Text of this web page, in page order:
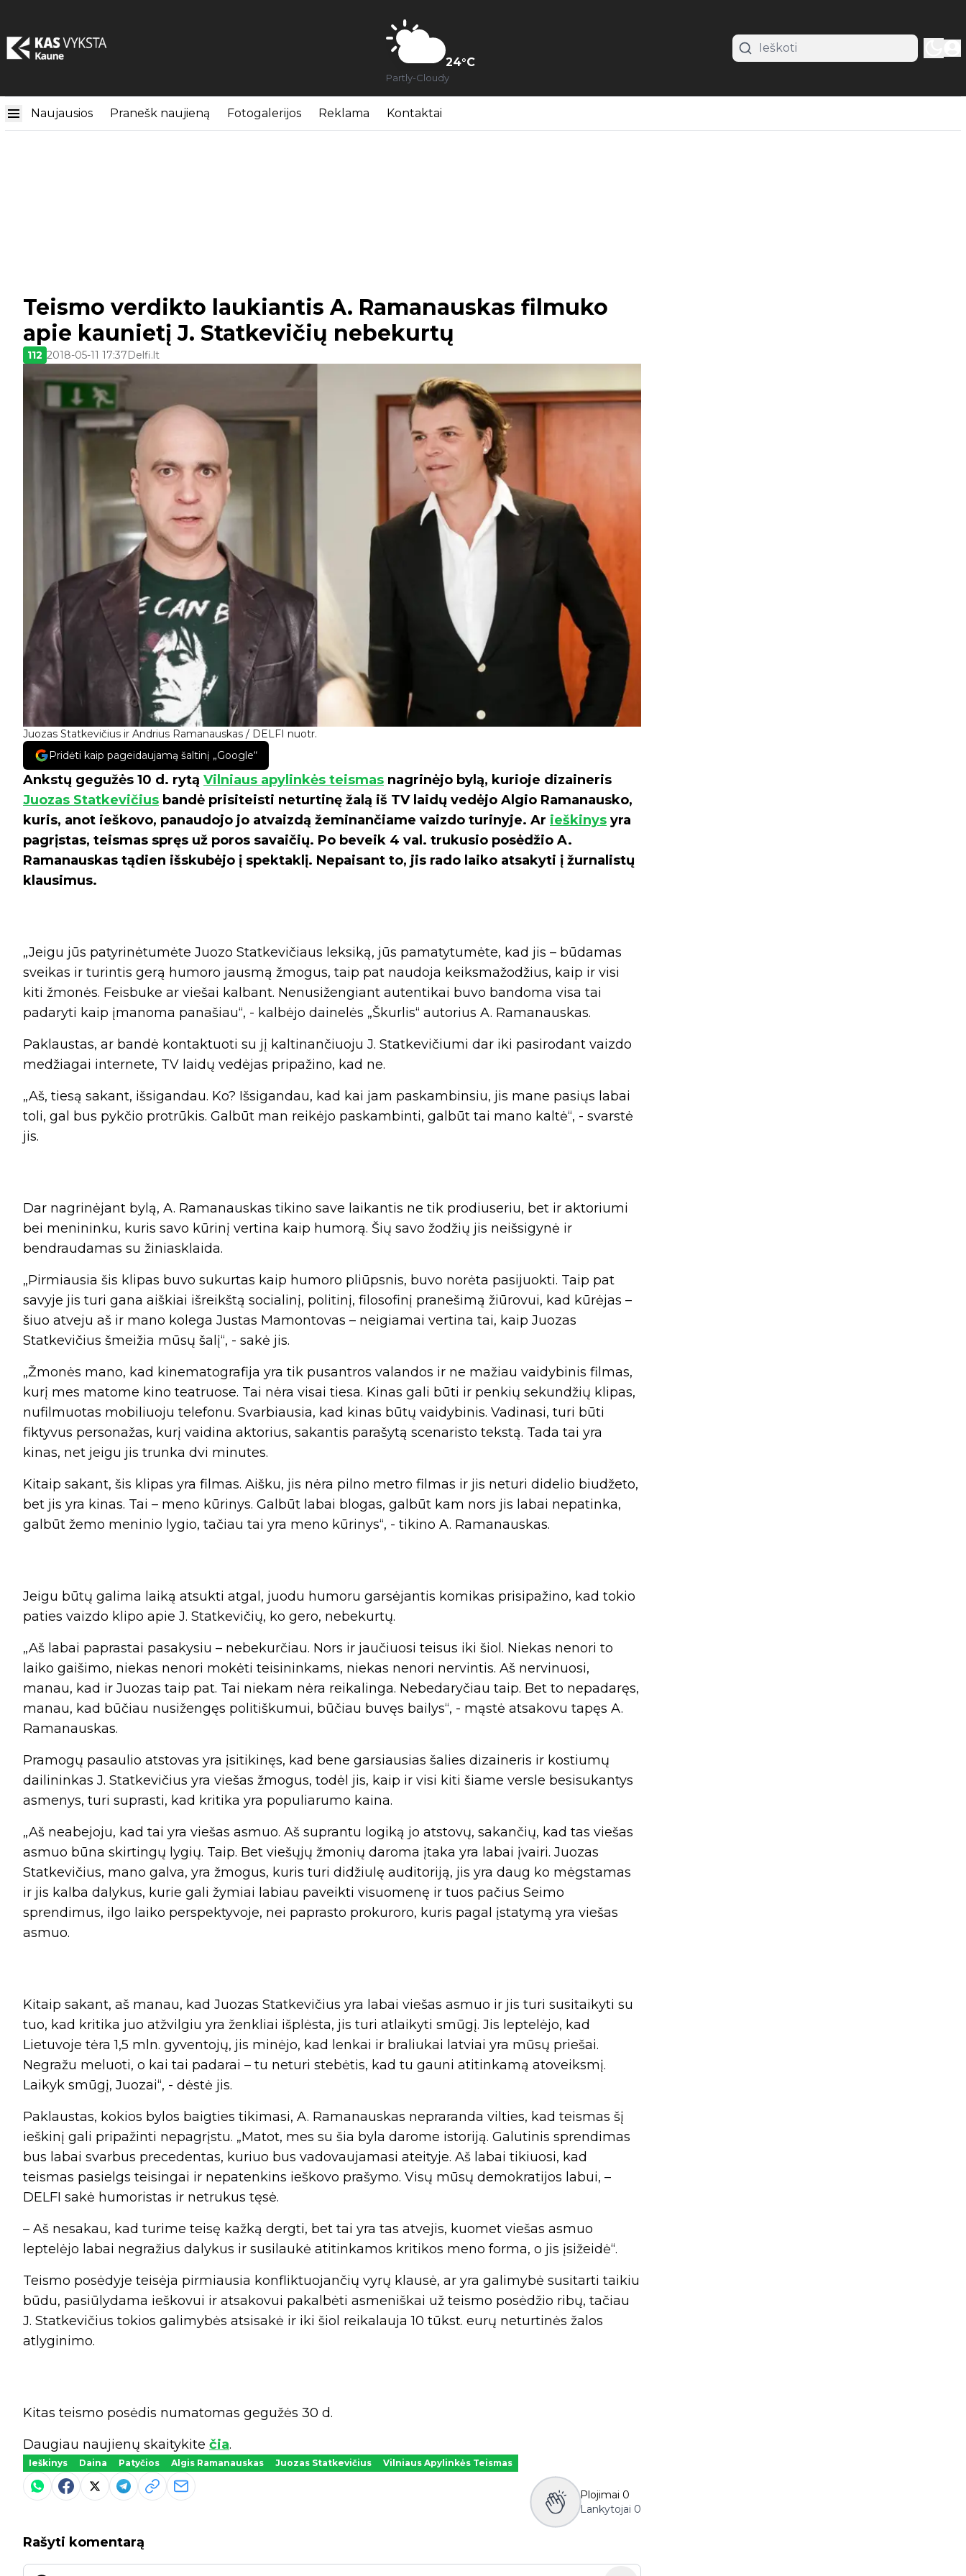
24°C
Partly-Cloudy
Naujausios Pranešk naujieną Fotogalerijos Reklama Kontaktai
Juozas Statkevičius ir Andrius Ramanauskas / DELFI nuotr.
Teismo verdikto laukiantis A. Ramanauskas filmuko
apie kaunietį J. Statkevičių nebekurtų
112 2018-05-11 17:37Delfi.lt
Pridėti kaip pageidaujamą šaltinį „Google“
Ankstų gegužės 10 d. rytą Vilniaus apylinkės teismas nagrinėjo bylą, kurioje dizaineris
Juozas Statkevičius bandė prisiteisti neturtinę žalą iš TV laidų vedėjo Algio Ramanausko,
kuris, anot ieškovo, panaudojo jo atvaizdą žeminančiame vaizdo turinyje. Ar ieškinys yra
pagrįstas, teismas spręs už poros savaičių. Po beveik 4 val. trukusio posėdžio A.
Ramanauskas tądien išskubėjo į spektaklį. Nepaisant to, jis rado laiko atsakyti į žurnalistų
klausimus.
„Jeigu jūs patyrinėtumėte Juozo Statkevičiaus leksiką, jūs pamatytumėte, kad jis – būdamas
sveikas ir turintis gerą humoro jausmą žmogus, taip pat naudoja keiksmažodžius, kaip ir visi
kiti žmonės. Feisbuke ar viešai kalbant. Nenusižengiant autentikai buvo bandoma visa tai
padaryti kaip įmanoma panašiau“, - kalbėjo dainelės „Škurlis“ autorius A. Ramanauskas.
Paklaustas, ar bandė kontaktuoti su jį kaltinančiuoju J. Statkevičiumi dar iki pasirodant vaizdo
medžiagai internete, TV laidų vedėjas pripažino, kad ne.
„Aš, tiesą sakant, išsigandau. Ko? Išsigandau, kad kai jam paskambinsiu, jis mane pasiųs labai
toli, gal bus pykčio protrūkis. Galbūt man reikėjo paskambinti, galbūt tai mano kaltė“, - svarstė
jis.
Dar nagrinėjant bylą, A. Ramanauskas tikino save laikantis ne tik prodiuseriu, bet ir aktoriumi
bei menininku, kuris savo kūrinį vertina kaip humorą. Šių savo žodžių jis neišsigynė ir
bendraudamas su žiniasklaida.
„Pirmiausia šis klipas buvo sukurtas kaip humoro pliūpsnis, buvo norėta pasijuokti. Taip pat
savyje jis turi gana aiškiai išreikštą socialinį, politinį, filosofinį pranešimą žiūrovui, kad kūrėjas –
šiuo atveju aš ir mano kolega Justas Mamontovas – neigiamai vertina tai, kaip Juozas
Statkevičius šmeižia mūsų šalį“, - sakė jis.
„Žmonės mano, kad kinematografija yra tik pusantros valandos ir ne mažiau vaidybinis filmas,
kurį mes matome kino teatruose. Tai nėra visai tiesa. Kinas gali būti ir penkių sekundžių klipas,
nufilmuotas mobiliuoju telefonu. Svarbiausia, kad kinas būtų vaidybinis. Vadinasi, turi būti
fiktyvus personažas, kurį vaidina aktorius, sakantis parašytą scenaristo tekstą. Tada tai yra
kinas, net jeigu jis trunka dvi minutes.
Kitaip sakant, šis klipas yra filmas. Aišku, jis nėra pilno metro filmas ir jis neturi didelio biudžeto,
bet jis yra kinas. Tai – meno kūrinys. Galbūt labai blogas, galbūt kam nors jis labai nepatinka,
galbūt žemo meninio lygio, tačiau tai yra meno kūrinys“, - tikino A. Ramanauskas.
Jeigu būtų galima laiką atsukti atgal, juodu humoru garsėjantis komikas prisipažino, kad tokio
paties vaizdo klipo apie J. Statkevičių, ko gero, nebekurtų.
„Aš labai paprastai pasakysiu – nebekurčiau. Nors ir jaučiuosi teisus iki šiol. Niekas nenori to
laiko gaišimo, niekas nenori mokėti teisininkams, niekas nenori nervintis. Aš nervinuosi,
manau, kad ir Juozas taip pat. Tai niekam nėra reikalinga. Nebedaryčiau taip. Bet to nepadaręs,
manau, kad būčiau nusižengęs politiškumui, būčiau buvęs bailys“, - mąstė atsakovu tapęs A.
Ramanauskas.
Pramogų pasaulio atstovas yra įsitikinęs, kad bene garsiausias šalies dizaineris ir kostiumų
dailininkas J. Statkevičius yra viešas žmogus, todėl jis, kaip ir visi kiti šiame versle besisukantys
asmenys, turi suprasti, kad kritika yra populiarumo kaina.
„Aš neabejoju, kad tai yra viešas asmuo. Aš suprantu logiką jo atstovų, sakančių, kad tas viešas
asmuo būna skirtingų lygių. Taip. Bet viešųjų žmonių daroma įtaka yra labai įvairi. Juozas
Statkevičius, mano galva, yra žmogus, kuris turi didžiulę auditoriją, jis yra daug ko mėgstamas
ir jis kalba dalykus, kurie gali žymiai labiau paveikti visuomenę ir tuos pačius Seimo
sprendimus, ilgo laiko perspektyvoje, nei paprasto prokuroro, kuris pagal įstatymą yra viešas
asmuo.
Kitaip sakant, aš manau, kad Juozas Statkevičius yra labai viešas asmuo ir jis turi susitaikyti su
tuo, kad kritika juo atžvilgiu yra ženkliai išplėsta, jis turi atlaikyti smūgį. Jis leptelėjo, kad
Lietuvoje tėra 1,5 mln. gyventojų, jis minėjo, kad lenkai ir braliukai latviai yra mūsų priešai.
Negražu meluoti, o kai tai padarai – tu neturi stebėtis, kad tu gauni atitinkamą atoveiksmį.
Laikyk smūgį, Juozai“, - dėstė jis.
Paklaustas, kokios bylos baigties tikimasi, A. Ramanauskas nepraranda vilties, kad teismas šį
ieškinį gali pripažinti nepagrįstu. „Matot, mes su šia byla darome istoriją. Galutinis sprendimas
bus labai svarbus precedentas, kuriuo bus vadovaujamasi ateityje. Aš labai tikiuosi, kad
teismas pasielgs teisingai ir nepatenkins ieškovo prašymo. Visų mūsų demokratijos labui, –
DELFI sakė humoristas ir netrukus tęsė.
– Aš nesakau, kad turime teisę kažką dergti, bet tai yra tas atvejis, kuomet viešas asmuo
leptelėjo labai negražius dalykus ir susilaukė atitinkamos kritikos meno forma, o jis įsižeidė“.
Teismo posėdyje teisėja pirmiausia konfliktuojančių vyrų klausė, ar yra galimybė susitarti taikiu
būdu, pasiūlydama ieškovui ir atsakovui pakalbėti asmeniškai už teismo posėdžio ribų, tačiau
J. Statkevičius tokios galimybės atsisakė ir iki šiol reikalauja 10 tūkst. eurų neturtinės žalos
atlyginimo.
Kitas teismo posėdis numatomas gegužės 30 d.
Daugiau naujienų skaitykite čia.
Ieškinys Daina Patyčios Algis Ramanauskas Juozas Statkevičius Vilniaus Apylinkės Teismas
Plojimai 0
Lankytojai 0
Rašyti komentarą